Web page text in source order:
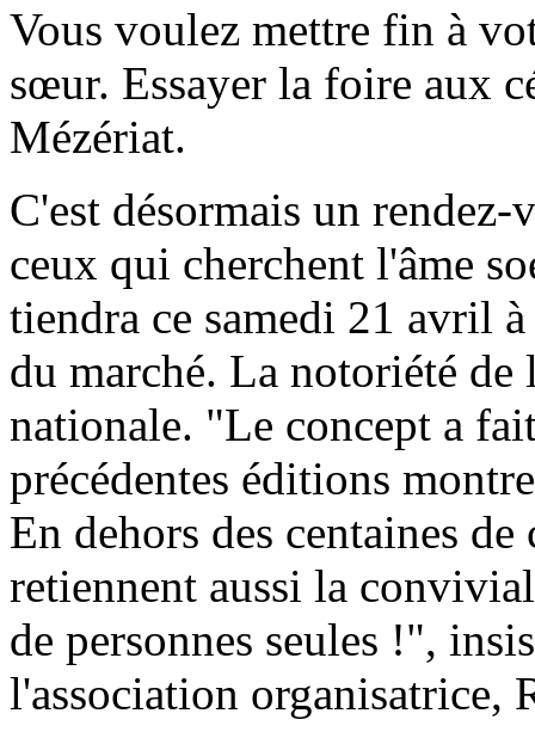
Vous voulez mettre fin à
sœur. Essayer la foire aux
Mézériat.
C'est désormais un
ceux qui cherchent l'âme
tiendra ce samedi 21 avril
du marché. La notoriété de
nationale. "Le concept a
précédentes éditions
En dehors des centaines
retiennent aussi la
de personnes seules !",
l'association organisatrice,